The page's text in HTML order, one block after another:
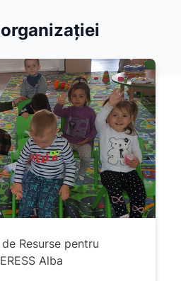
Resurse pentru
Alba